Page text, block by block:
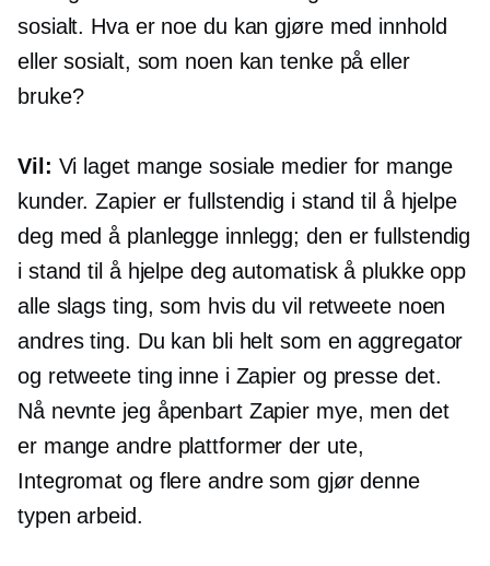
sosialt. Hva er noe du kan gjøre med innhold
eller sosialt, som noen kan tenke på eller
bruke?
Vil: Vi laget mange sosiale medier for mange
kunder. Zapier er fullstendig i stand til å hjelpe
deg med å planlegge innlegg; den er fullstendig
i stand til å hjelpe deg automatisk å plukke opp
alle slags ting, som hvis du vil retweete noen
andres ting. Du kan bli helt som en aggregator
og retweete ting inne i Zapier og presse det.
Nå nevnte jeg åpenbart Zapier mye, men det
er mange andre plattformer der ute,
Integromat og flere andre som gjør denne
typen arbeid.